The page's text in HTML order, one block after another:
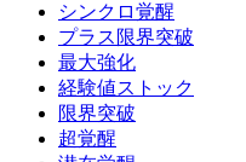
シンクロ覚醒
プラス限界突破
最大強化
経験値ストック
限界突破
超覚醒